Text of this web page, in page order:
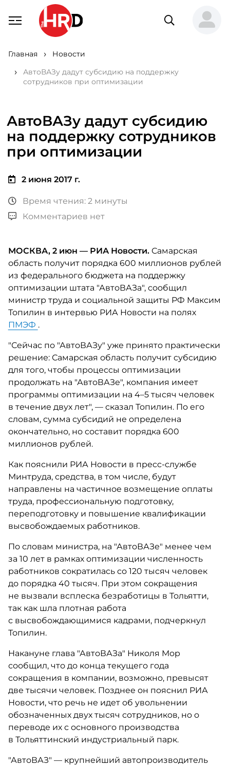
Главная
Новости
АвтоВАЗу дадут субсидию на поддержку
сотрудников при оптимизации
АвтоВАЗу дадут субсидию
на поддержку сотрудников
при оптимизации
2 июня 2017 г.
Время чтения: 2 минуты
Комментариев нет
МОСКВА, 2 июн — РИА Новости. Самарская
область получит порядка 600 миллионов рублей
из федерального бюджета на поддержку
оптимизации штата "АвтоВАЗа", сообщил
министр труда и социальной защиты РФ Максим
Топилин в интервью РИА Новости на полях
ПМЭФ .
"Сейчас по "АвтоВАЗу" уже принято практически
решение: Самарская область получит субсидию
для того, чтобы процессы оптимизации
продолжать на "АвтоВАЗе", компания имеет
программы оптимизации на 4–5 тысяч человек
в течение двух лет", — сказал Топилин. По его
словам, сумма субсидий не определена
окончательно, но составит порядка 600
миллионов рублей.
Как пояснили РИА Новости в пресс-службе
Минтруда, средства, в том числе, будут
направлены на частичное возмещение оплаты
труда, профессиональную подготовку,
переподготовку и повышение квалификации
высвобождаемых работников.
По словам министра, на "АвтоВАЗе" менее чем
за 10 лет в рамках оптимизации численность
работников сократилась со 120 тысяч человек
до порядка 40 тысяч. При этом сокращения
не вызвали всплеска безработицы в Тольятти,
так как шла плотная работа
с высвобождающимися кадрами, подчеркнул
Топилин.
Накануне глава "АвтоВАЗа" Николя Мор
сообщил, что до конца текущего года
сокращения в компании, возможно, превысят
две тысячи человек. Позднее он пояснил РИА
Новости, что речь не идет об увольнении
обозначенных двух тысяч сотрудников, но о
переводе их с основного производства
в Тольяттинский индустриальный парк.
"АвтоВАЗ" — крупнейший автопроизводитель